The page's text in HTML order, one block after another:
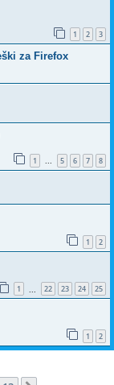
1 2 3
za Firefox
1 ... 5 6 7 8
1 2
1 22 23 24 25
1 2